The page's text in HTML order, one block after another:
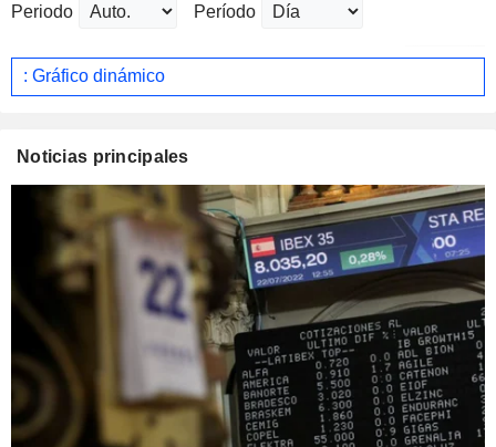
Periodo Período
: Gráfico dinámico
Noticias principales